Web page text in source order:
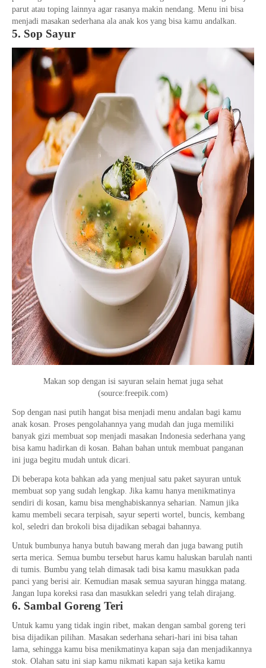
parut atau toping lainnya agar rasanya makin nendang. Menu ini bisa
menjadi masakan sederhana ala anak kos yang bisa kamu andalkan.
5. Sop Sayur
Makan sop dengan isi sayuran selain hemat juga sehat
(source:freepik.com)
Sop dengan nasi putih hangat bisa menjadi menu andalan bagi kamu
anak kosan. Proses pengolahannya yang mudah dan juga memiliki
banyak gizi membuat sop menjadi masakan Indonesia sederhana yang
bisa kamu hadirkan di kosan. Bahan bahan untuk membuat panganan
ini juga begitu mudah untuk dicari.
Di beberapa kota bahkan ada yang menjual satu paket sayuran untuk
membuat sop yang sudah lengkap. Jika kamu hanya menikmatinya
sendiri di kosan, kamu bisa menghabiskannya seharian. Namun jika
kamu membeli secara terpisah, sayur seperti wortel, buncis, kembang
kol, seledri dan brokoli bisa dijadikan sebagai bahannya.
Untuk bumbunya hanya butuh bawang merah dan juga bawang putih
serta merica. Semua bumbu tersebut harus kamu haluskan barulah nanti
di tumis. Bumbu yang telah dimasak tadi bisa kamu masukkan pada
panci yang berisi air. Kemudian masak semua sayuran hingga matang.
Jangan lupa koreksi rasa dan masukkan seledri yang telah dirajang.
6. Sambal Goreng Teri
Untuk kamu yang tidak ingin ribet, makan dengan sambal goreng teri
bisa dijadikan pilihan. Masakan sederhana sehari-hari ini bisa tahan
lama, sehingga kamu bisa menikmatinya kapan saja dan menjadikannya
stok. Olahan satu ini siap kamu nikmati kapan saja ketika kamu